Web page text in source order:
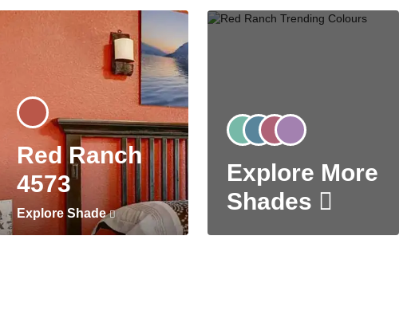
Red Ranch
4573
Explore Shade
Explore More
Shades